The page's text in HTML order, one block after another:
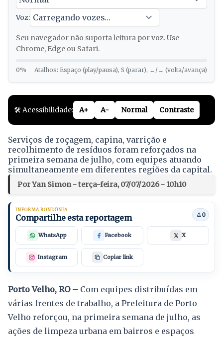
Voz:
Seu navegador não suporta leitura por voz. Use
Chrome, Edge ou Safari.
0% Atalhos: Espaço (play/pausa), S (parar), ←/→ (volta/avança)
🛠️ Acessibilidade: A+ A- Normal Contraste
Serviços de roçagem, capina, varrição e
recolhimento de resíduos foram reforçados na
primeira semana de julho, com equipes atuando
simultaneamente em diferentes regiões da capital.
Por Yan Simon - terça-feira, 07/07/2026 - 10h10
INFORMA RONDÔNIA
Compartilhe esta reportagem 0
WhatsApp Facebook X
Instagram Copiar link
Porto Velho, RO – Com equipes distribuídas em
várias frentes de trabalho, a Prefeitura de Porto
Velho reforçou, na primeira semana de julho, as
ações de limpeza urbana em bairros e espaços